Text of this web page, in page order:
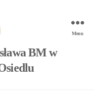
BM w
Menu